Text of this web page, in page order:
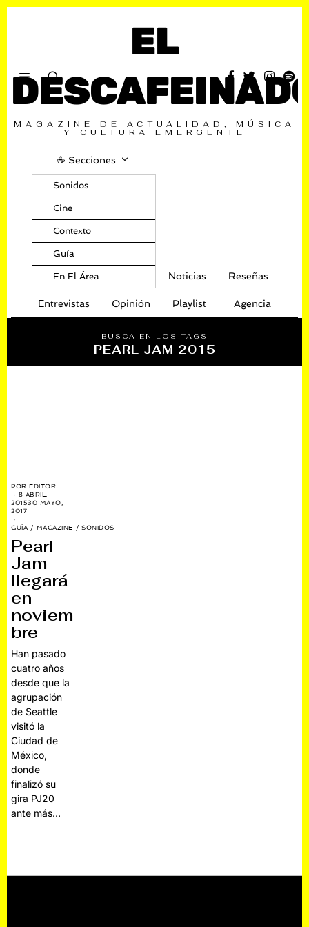
EL
MAGAZINE DE ACTUALIDAD, MÚSICA
Y CULTURA EMERGENTE
☕️ Secciones
Sonidos
Cine
Contexto
Guía
En El Área Noticias Reseñas
Entrevistas Opinión Playlist Agencia
BUSCA EN LOS TAGS
PEARL JAM 2015
POREDITOR
8 ABRIL,
201530 MAYO,
2017
GUÍA / MAGAZINE / SONIDOS
Pearl
Jam
llegará
en
noviem
bre
Han pasado
cuatro años
desde que la
agrupación
de Seattle
visitó la
Ciudad de
México,
donde
finalizó su
gira PJ20
ante más…